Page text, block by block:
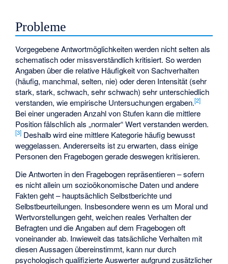
Probleme
Vorgegebene Antwortmöglichkeiten werden nicht selten als
schematisch oder missverständlich kritisiert. So werden
Angaben über die relative Häufigkeit von Sachverhalten
(häufig, manchmal, selten, nie) oder deren Intensität (sehr
stark, stark, schwach, sehr schwach) sehr unterschiedlich
verstanden, wie empirische Untersuchungen ergaben.[2]
Bei einer ungeraden Anzahl von Stufen kann die mittlere
Position fälschlich als „normaler“ Wert verstanden werden.
[3] Deshalb wird eine mittlere Kategorie häufig bewusst
weggelassen. Andererseits ist zu erwarten, dass einige
Personen den Fragebogen gerade deswegen kritisieren.
Die Antworten in den Fragebogen repräsentieren – sofern
es nicht allein um sozioökonomische Daten und andere
Fakten geht – hauptsächlich Selbstberichte und
Selbstbeurteilungen. Insbesondere wenn es um Moral und
Wertvorstellungen geht, weichen reales Verhalten der
Befragten und die Angaben auf dem Fragebogen oft
voneinander ab. Inwieweit das tatsächliche Verhalten mit
diesen Aussagen übereinstimmt, kann nur durch
psychologisch qualifizierte Auswerter aufgrund zusätzlicher